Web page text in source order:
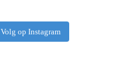
Volg op Instagram